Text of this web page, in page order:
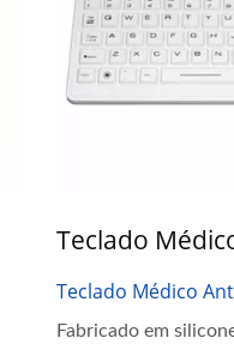
Teclado
Teclado Médico
Fabricado em